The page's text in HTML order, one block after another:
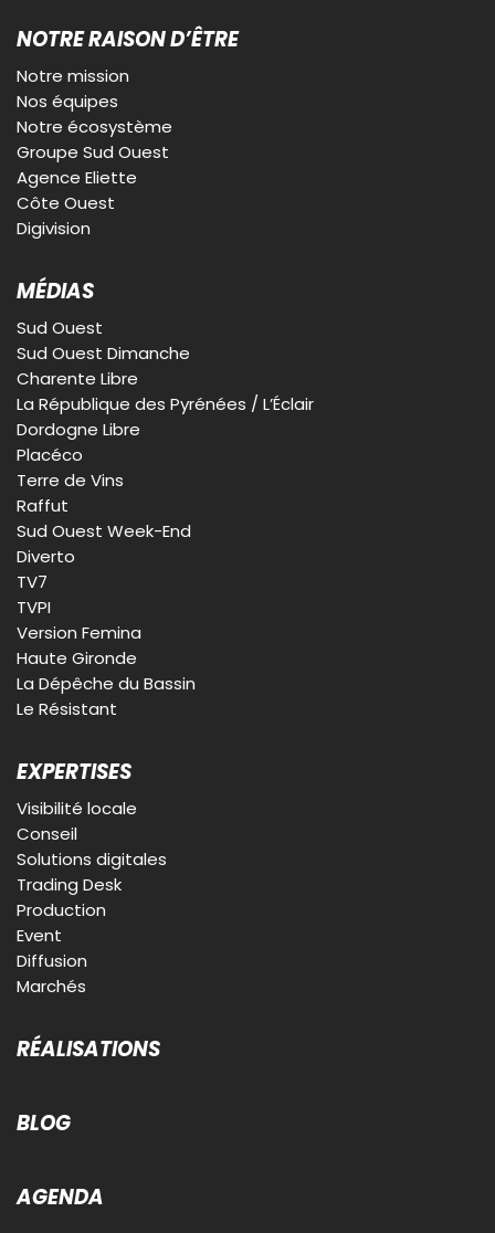
NOTRE RAISON D’ÊTRE
Notre mission
Nos équipes
Notre écosystème
Groupe Sud Ouest
Agence Eliette
Côte Ouest
Digivision
MÉDIAS
Sud Ouest
Sud Ouest Dimanche
Charente Libre
La République des Pyrénées / L’Éclair
Dordogne Libre
Placéco
Terre de Vins
Raffut
Sud Ouest Week-End
Diverto
TV7
TVPI
Version Femina
Haute Gironde
La Dépêche du Bassin
Le Résistant
EXPERTISES
Visibilité locale
Conseil
Solutions digitales
Trading Desk
Production
Event
Diffusion
Marchés
RÉALISATIONS
BLOG
AGENDA